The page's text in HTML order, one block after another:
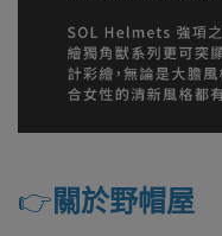
👉️ 關於野帽屋